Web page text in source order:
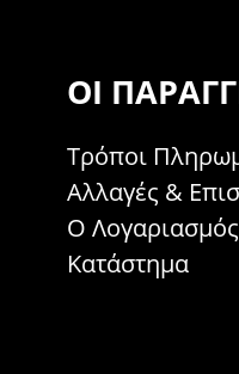
ΟΙ
Τρόποι
Αλλαγές &
Ο
Κατάστημα